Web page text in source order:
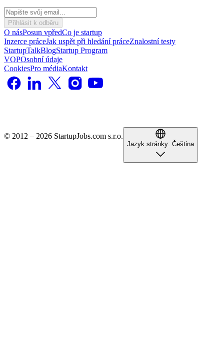
Přihlásit k odběru
O násPosun vpředCo je startup
Inzerce práceJak uspět při hledání práceZnalostní testy
StartupTalkBlogStartup Program
VOPOsobní údaje
CookiesPro médiaKontakt
© 2012 – 2026 StartupJobs.com s.r.o.
Jazyk stránky: Čeština